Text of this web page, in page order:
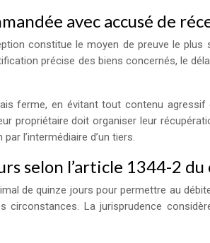
avec accusé de
constitue le moyen de preuve le
précise des biens concernés, le
ferme, en évitant tout contenu
propriétaire doit organiser leur
l’intermédiaire d’un tiers.
selon l’article 1344-2
de quinze jours pour permettre au
La jurisprudence